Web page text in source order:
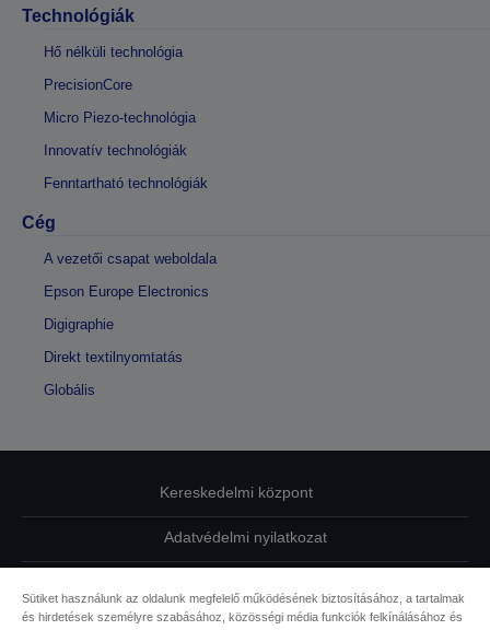
Technológiák
Hő nélküli technológia
PrecisionCore
Micro Piezo-technológia
Innovatív technológiák
Fenntartható technológiák
Cég
A vezetői csapat weboldala
Epson Europe Electronics
Digigraphie
Direkt textilnyomtatás
Globális
Kereskedelmi központ
Adatvédelmi nyilatkozat
Sütiket használunk az oldalunk megfelelő működésének biztosításához, a tartalmak
és hirdetések személyre szabásához, közösségi média funkciók felkínálásához és